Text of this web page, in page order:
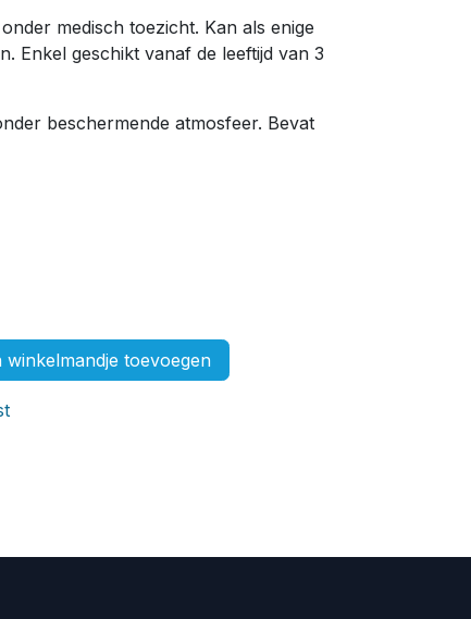
medisch toezicht. Kan als enige
Enkel geschikt vanaf de leeftijd van 3
beschermende atmosfeer. Bevat
winkelmandje toevoegen